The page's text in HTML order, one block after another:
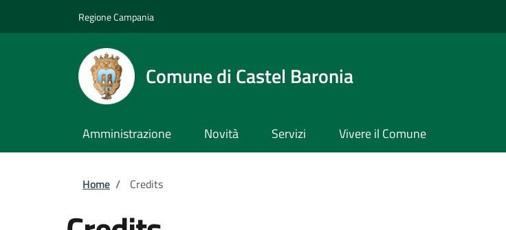
Regione Campania
Comune di Castel Baronia
Amministrazione Novità Servizi Vivere il Comune
Briciole di pane
Home / Credits